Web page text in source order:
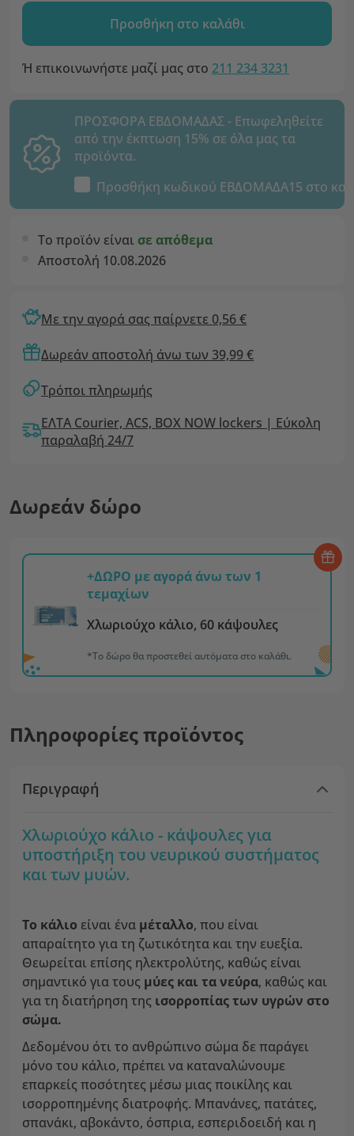
Προσθήκη στο καλάθι
Ή επικοινωνήστε μαζί μας στο 211 234 3231
ΠΡΟΣΦΟΡΑ ΕΒΔΟΜΑΔΑΣ - Επωφεληθείτε
από την έκπτωση 15% σε όλα μας τα
προϊόντα.
Προσθήκη κωδικού ΕΒΔΟΜΑΔΑ15 στο
Το προϊόν είναι σε απόθεμα
Αποστολή 10.08.2026
Με την αγορά σας παίρνετε 0,56 €
Δωρεάν αποστολή άνω των 39,99 €
Τρόποι πληρωμής
ΕΛΤΑ Courier, ACS, BOX NOW lockers | Εύκολη
παραλαβή 24/7
Δωρεάν δώρο
+ΔΩΡΟ με αγορά άνω των 1
τεμαχίων
Χλωριούχο κάλιο, 60 κάψουλες
*Το δώρο θα προστεθεί αυτόματα στο καλάθι.
Πληροφορίες προϊόντος
Περιγραφή
Χλωριούχο κάλιο - κάψουλες για
υποστήριξη του νευρικού συστήματος
και των μυών.
Το κάλιο είναι ένα μέταλλο, που είναι
απαραίτητο για τη ζωτικότητα και την ευεξία.
Θεωρείται επίσης ηλεκτρολύτης, καθώς είναι
σημαντικό για τους μύες και τα νεύρα, καθώς και
για τη διατήρηση της ισορροπίας των υγρών στο
σώμα.
Δεδομένου ότι το ανθρώπινο σώμα δε παράγει
μόνο του κάλιο, πρέπει να καταναλώνουμε
επαρκείς ποσότητες μέσω μιας ποικίλης και
ισορροπημένης διατροφής. Μπανάνες, πατάτες,
σπανάκι, αβοκάντο, όσπρια, εσπεριδοειδή και η